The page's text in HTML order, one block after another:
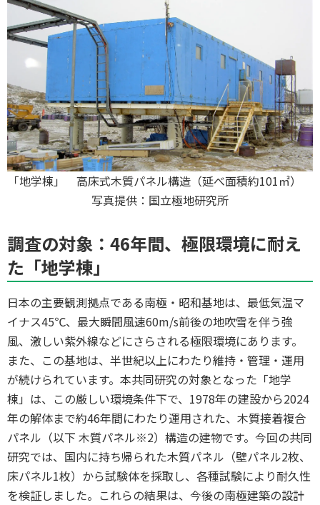
「地学棟」 高床式木質パネル構造（延べ面積約101㎡）
写真提供：国立極地研究所
調査の対象：46年間、極限環境に耐え
た「地学棟」
日本の主要観測拠点である南極・昭和基地は、最低気温マ
イナス45℃、最大瞬間風速60m/s前後の地吹雪を伴う強
風、激しい紫外線などにさらされる極限環境にあります。
また、この基地は、半世紀以上にわたり維持・管理・運用
が続けられています。本共同研究の対象となった「地学
棟」は、この厳しい環境条件下で、1978年の建設から2024
年の解体まで約46年間にわたり運用された、木質接着複合
パネル（以下 木質パネル※2）構造の建物です。今回の共同
研究では、国内に持ち帰られた木質パネル（壁パネル2枚、
床パネル1枚）から試験体を採取し、各種試験により耐久性
を検証しました。これらの結果は、今後の南極建築の設計